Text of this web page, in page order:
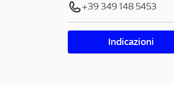
+39 349 148 5453
Indicazioni